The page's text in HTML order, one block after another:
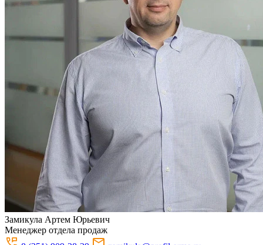
Замикула Артем Юрьевич
Менеджер отдела продаж